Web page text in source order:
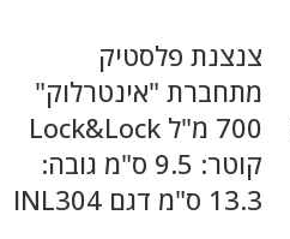
צנצנת פלסטיק
מתחברת "אינטרלוק"
700 מ"ל Lock&Lock
קוטר: 9.5 ס"מ גובה:
13.3 ס"מ דגם INL304